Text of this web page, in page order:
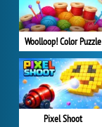
Woolloop! Color Puzzle
Pixel Shoot